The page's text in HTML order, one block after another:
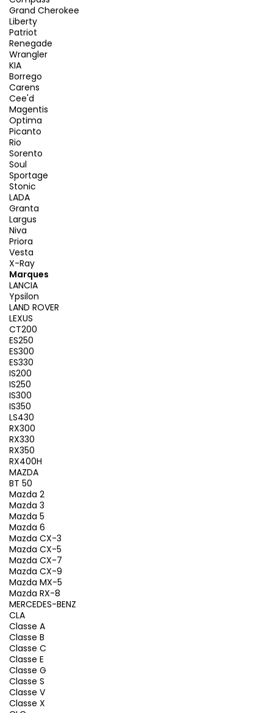
Grand Cherokee
Liberty
Patriot
Renegade
Wrangler
KIA
Borrego
Carens
Cee'd
Magentis
Optima
Picanto
Rio
Sorento
Soul
Sportage
Stonic
LADA
Granta
Largus
Niva
Priora
Vesta
X-Ray
Marques
LANCIA
Ypsilon
LAND ROVER
LEXUS
CT200
ES250
ES300
ES330
IS200
IS250
IS300
IS350
LS430
RX300
RX330
RX350
RX400H
MAZDA
BT 50
Mazda 2
Mazda 3
Mazda 5
Mazda 6
Mazda CX-3
Mazda CX-5
Mazda CX-7
Mazda CX-9
Mazda MX-5
Mazda RX-8
MERCEDES-BENZ
CLA
Classe A
Classe B
Classe C
Classe E
Classe G
Classe S
Classe V
Classe X